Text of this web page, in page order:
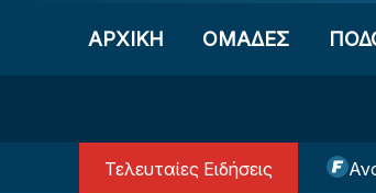
ΑΡΧΙΚΗ OΜΑΔΕΣ
Τελευταίες Ειδήσεις
στον κόσμο της ΑΕΚ